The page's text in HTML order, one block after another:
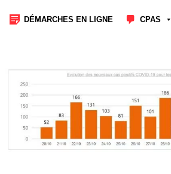
DÉMARCHES EN LIGNE CPAS